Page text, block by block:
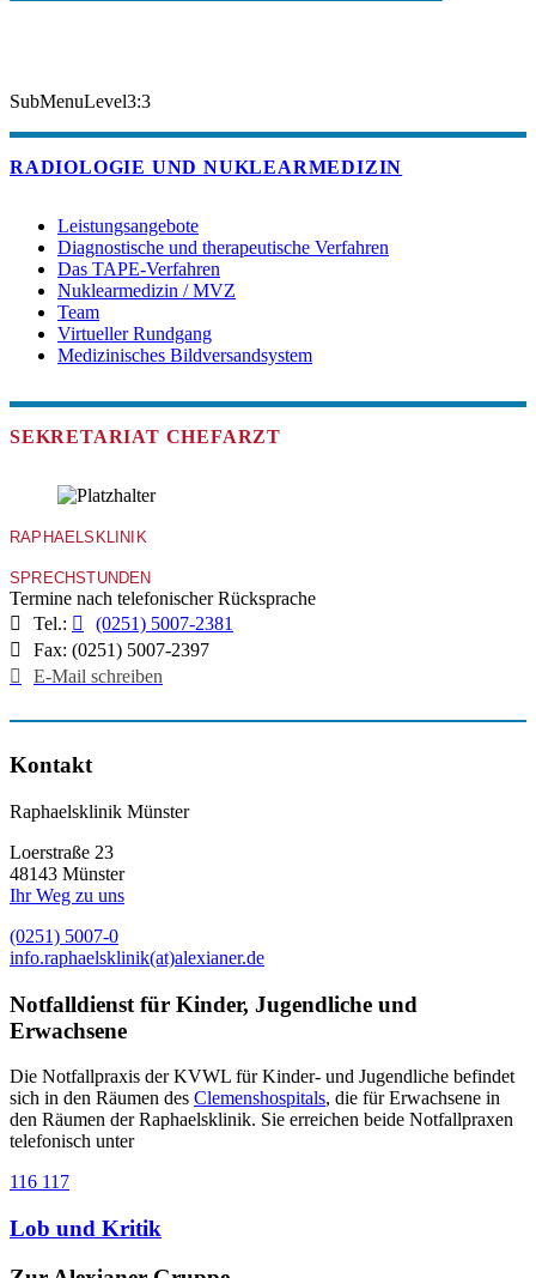
SubMenuLevel3:3
RADIOLOGIE UND NUKLEARMEDIZIN
Leistungsangebote
Diagnostische und therapeutische Verfahren
Das TAPE-Verfahren
Nuklearmedizin / MVZ
Team
Virtueller Rundgang
Medizinisches Bildversandsystem
SEKRETARIAT CHEFARZT
RAPHAELSKLINIK
SPRECHSTUNDEN
Termine nach telefonischer Rücksprache
Tel.:
(0251) 5007-2381
Fax: (0251) 5007-2397
E-Mail schreiben
Kontakt
Raphaelsklinik Münster
Loerstraße 23
48143 Münster
Ihr Weg zu uns
(0251) 5007-0
info.raphaelsklinik(at)alexianer.de
Notfalldienst für Kinder, Jugendliche und
Erwachsene
Die Notfallpraxis der KVWL für Kinder- und Jugendliche befindet
sich in den Räumen des Clemenshospitals, die für Erwachsene in
den Räumen der Raphaelsklinik. Sie erreichen beide Notfallpraxen
telefonisch unter
116 117
Lob und Kritik